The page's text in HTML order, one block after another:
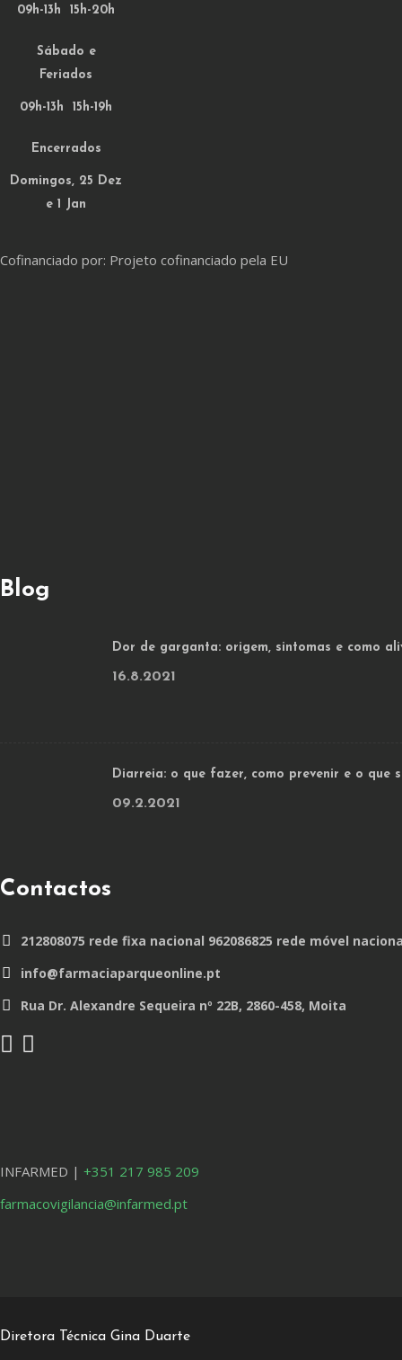
09h-13h 15h-20h
Sábado e
Feriados
09h-13h 15h-19h
Encerrados
Domingos, 25 Dez
e 1 Jan
Cofinanciado por: Projeto cofinanciado pela EU
Blog
Dor de garganta: origem, sintomas e como
16.8.2021
Diarreia: o que fazer, como prevenir e o que
09.2.2021
Contactos
212808075 rede fixa nacional 962086825 rede móvel
info@farmaciaparqueonline.pt
Rua Dr. Alexandre Sequeira nº 22B, 2860-458, Moita
INFARMED | +351 217 985 209
farmacovigilancia@infarmed.pt
Diretora Técnica Gina Duarte